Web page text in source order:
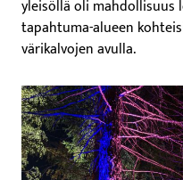
yleisöllä oli mahdollisuus
tapahtuma-alueen
värikalvojen avulla.